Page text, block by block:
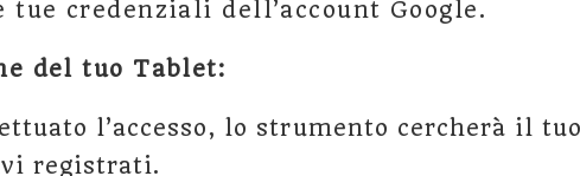
tue credenziali dell’account Google.
del tuo Tablet:
l’accesso, lo strumento cercherà il
registrati.